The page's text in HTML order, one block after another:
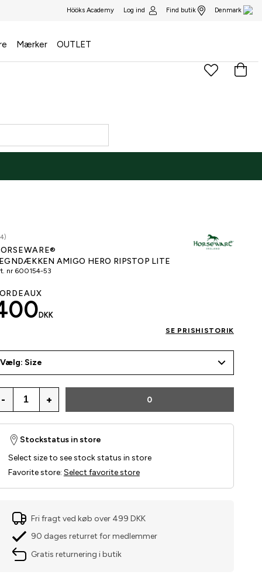
Hööks Academy Log ind Find butik Denmark
Mærker OUTLET
AMIGO HERO RIPSTOP LITE
nr 600154-53
DKK
SE PRISHISTORIK
Vælg: Size
- + 0
Stockstatus in store
Select size to see stock status in store
Favorite store: Select favorite store
Fri fragt ved køb over 499 DKK
90 dages returret for medlemmer
Gratis returnering i butik